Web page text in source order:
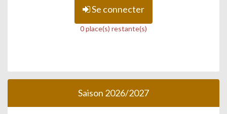
Se connecter
0 place(s) restante(s)
Saison 2026/2027